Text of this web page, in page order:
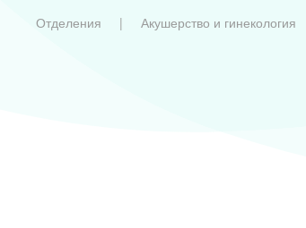
Отделения Акушерство и гинекология